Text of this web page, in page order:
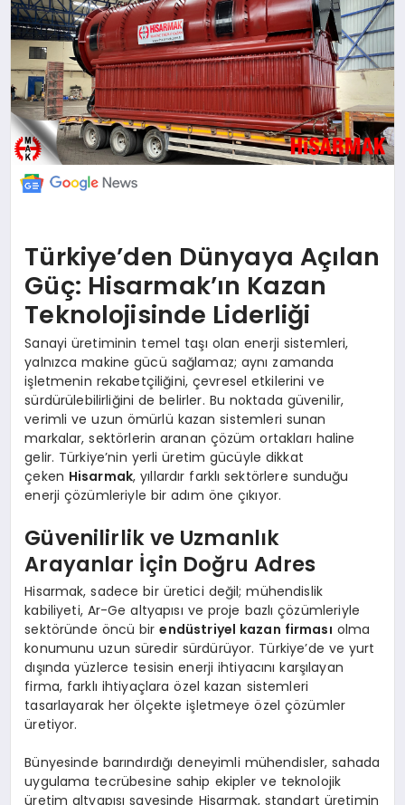
Türkiye’den Dünyaya Açılan
Güç: Hisarmak’ın Kazan
Teknolojisinde Liderliği
Sanayi üretiminin temel taşı olan enerji sistemleri,
yalnızca makine gücü sağlamaz; aynı zamanda
işletmenin rekabetçiliğini, çevresel etkilerini ve
sürdürülebilirliğini de belirler. Bu noktada güvenilir,
verimli ve uzun ömürlü kazan sistemleri sunan
markalar, sektörlerin aranan çözüm ortakları haline
gelir. Türkiye’nin yerli üretim gücüyle dikkat
çeken Hisarmak, yıllardır farklı sektörlere sunduğu
enerji çözümleriyle bir adım öne çıkıyor.
Güvenilirlik ve Uzmanlık
Arayanlar İçin Doğru Adres
Hisarmak, sadece bir üretici değil; mühendislik
kabiliyeti, Ar-Ge altyapısı ve proje bazlı çözümleriyle
sektöründe öncü birendüstriyel kazan firması olma
konumunu uzun süredir sürdürüyor. Türkiye’de ve yurt
dışında yüzlerce tesisin enerji ihtiyacını karşılayan
firma, farklı ihtiyaçlara özel kazan sistemleri
tasarlayarak her ölçekte işletmeye özel çözümler
üretiyor.
Bünyesinde barındırdığı deneyimli mühendisler, sahada
uygulama tecrübesine sahip ekipler ve teknolojik
üretim altyapısı sayesinde Hisarmak, standart üretimin